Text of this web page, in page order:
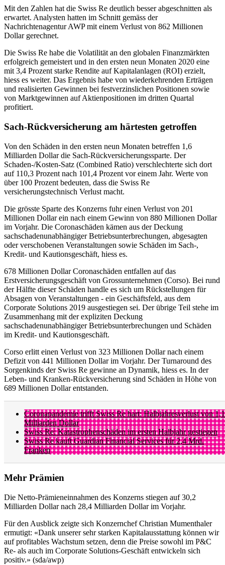
Mit den Zahlen hat die Swiss Re deutlich besser abgeschnitten als
erwartet. Analysten hatten im Schnitt gemäss der
Nachrichtenagentur AWP mit einem Verlust von 862 Millionen
Dollar gerechnet.
Die Swiss Re habe die Volatilität an den globalen Finanzmärkten
erfolgreich gemeistert und in den ersten neun Monaten 2020 eine
mit 3,4 Prozent starke Rendite auf Kapitalanlagen (ROI) erzielt,
hiess es weiter. Das Ergebnis habe von wiederkehrenden Erträgen
und realisierten Gewinnen bei festverzinslichen Positionen sowie
von Marktgewinnen auf Aktienpositionen im dritten Quartal
profitiert.
Sach-Rückversicherung am härtesten getroffen
Von den Schäden in den ersten neun Monaten betreffen 1,6
Milliarden Dollar die Sach-Rückversicherungssparte. Der
Schaden-/Kosten-Satz (Combined Ratio) verschlechterte sich dort
auf 110,3 Prozent nach 101,4 Prozent vor einem Jahr. Werte von
über 100 Prozent bedeuten, dass die Swiss Re
versicherungstechnisch Verlust macht.
Die grösste Sparte des Konzerns fuhr einen Verlust von 201
Millionen Dollar ein nach einem Gewinn von 880 Millionen Dollar
im Vorjahr. Die Coronaschäden kämen aus der Deckung
sachschadenunabhängiger Betriebsunterbrechungen, abgesagten
oder verschobenen Veranstaltungen sowie Schäden im Sach-,
Kredit- und Kautionsgeschäft, hiess es.
678 Millionen Dollar Coronaschäden entfallen auf das
Erstversicherungsgeschäft von Grossunternehmen (Corso). Bei rund
der Hälfte dieser Schäden handle es sich um Rückstellungen für
Absagen von Veranstaltungen - ein Geschäftsfeld, aus dem
Corporate Solutions 2019 ausgestiegen sei. Der übrige Teil stehe im
Zusammenhang mit der expliziten Deckung
sachschadenunabhängiger Betriebsunterbrechungen und Schäden
im Kredit- und Kautionsgeschäft.
Corso erlitt einen Verlust von 323 Millionen Dollar nach einem
Defizit von 441 Millionen Dollar im Vorjahr. Der Turnaround des
Sorgenkinds der Swiss Re gewinne an Dynamik, hiess es. In der
Leben- und Kranken-Rückversicherung sind Schäden in Höhe von
689 Millionen Dollar entstanden.
Coronapandemie trifft Swiss Re hart: Halbjahresverlust von 1,1
Milliarden Dollar
Swiss Re: Katastrophenschäden im ersten Halbjahr gestiegen
Swiss Re kauft Guardian Financial Services für 2,4 Mrd.
Franken
Mehr Prämien
Die Netto-Prämieneinnahmen des Konzerns stiegen auf 30,2
Milliarden Dollar nach 28,4 Milliarden Dollar im Vorjahr.
Für den Ausblick zeigte sich Konzernchef Christian Mumenthaler
ermutigt: «Dank unserer sehr starken Kapitalausstattung können wir
auf profitables Wachstum setzen, denn die Preise sowohl im P&C
Re- als auch im Corporate Solutions-Geschäft entwickeln sich
positiv.» (sda/awp)